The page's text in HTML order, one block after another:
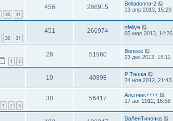
30 31
456 286915
Belladonna-2
13 апр 2013, 15:29
30 31
451 266974
ofeliya
05 мар 2013, 14:26
1 2
28 51960
Boneee
23 дек 2012, 15:11
10 40898
Р Ташка
24 ноя 2012, 21:43
1 2 3
30 56417
Алёнчик7777
17 авг 2012, 16:58
ВаЛенТиночка